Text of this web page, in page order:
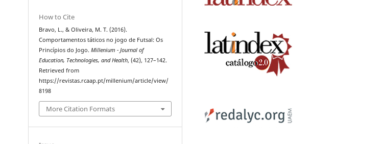
How to Cite
Bravo, L., & Oliveira, M. T. (2016).
Comportamentos táticos no jogo de Futsal: Os
Princípios do Jogo.Millenium - Journal of
Education, Technologies, and Health, (42), 127–142.
Retrieved from
https://revistas.rcaap.pt/millenium/article/view/
8198
More Citation Formats